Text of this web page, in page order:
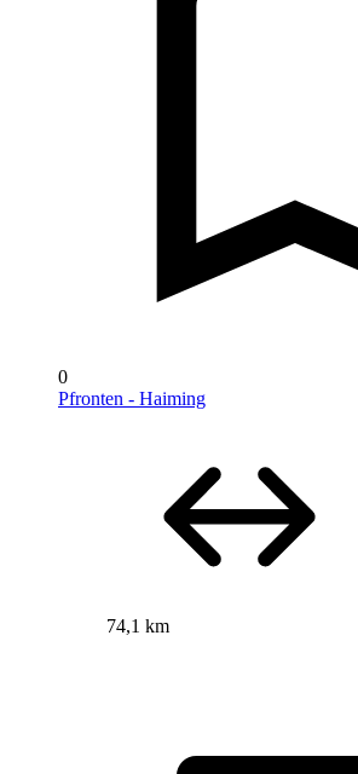
0
Pfronten - Haiming
74,1 km